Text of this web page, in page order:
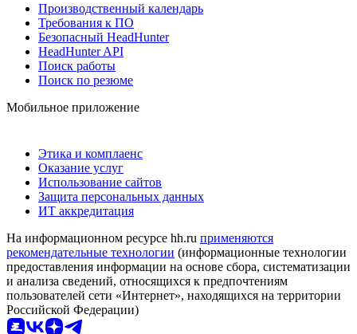
Производственный календарь
Требования к ПО
Безопасный HeadHunter
HeadHunter API
Поиск работы
Поиск по резюме
Мобильное приложение
Этика и комплаенс
Оказание услуг
Использование сайтов
Защита персональных данных
ИТ аккредитация
На информационном ресурсе hh.ru применяются
рекомендательные технологии (информационные технологии
предоставления информации на основе сбора, систематизации
и анализа сведений, относящихся к предпочтениям
пользователей сети «Интернет», находящихся на территории
Российской Федерации)